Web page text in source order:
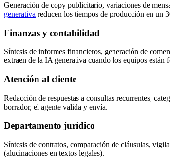
Generación de copy publicitario, variaciones de
generativa reducen los tiempos de producción en un
Finanzas y contabilidad
Síntesis de informes financieros, generación de
extraen de la IA generativa cuando los equipos están
Atención al cliente
Redacción de respuestas a consultas recurrentes,
borrador, el agente valida y envía.
Departamento jurídico
Síntesis de contratos, comparación de cláusulas,
(alucinaciones en textos legales).